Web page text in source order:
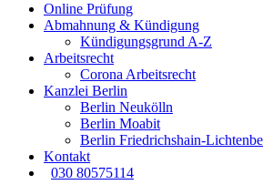
Online Prüfung
Abmahnung & Kündigung
Kündigungsgrund A-Z
Arbeitsrecht
Corona Arbeitsrecht
Kanzlei Berlin
Berlin Neukölln
Berlin Moabit
Berlin Friedrichshain-
Kontakt
030 80575114